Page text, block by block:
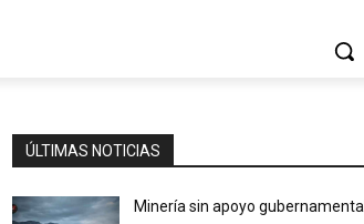
ÚLTIMAS NOTICIAS
Minería sin apoyo gubernamental